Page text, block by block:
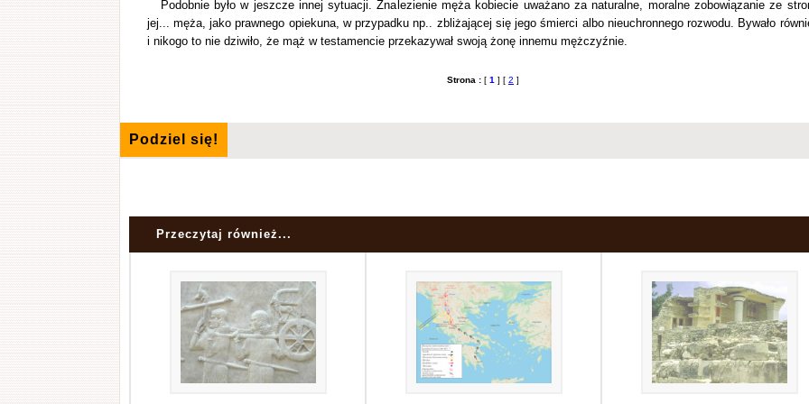
Podobnie było w jeszcze innej sytuacji. Znalezienie męża kobiecie uważano za naturalne, moralne zobowiązanie ze
jej... męża, jako prawnego opiekuna, w przypadku np.. zbliżającej się jego śmierci albo nieuchronnego rozwodu. Bywało
i nikogo to nie dziwiło, że mąż w testamencie przekazywał swoją żonę innemu mężczyźnie.
Strona : [ 1 ] [ 2 ]
Podziel się!
Przeczytaj również...